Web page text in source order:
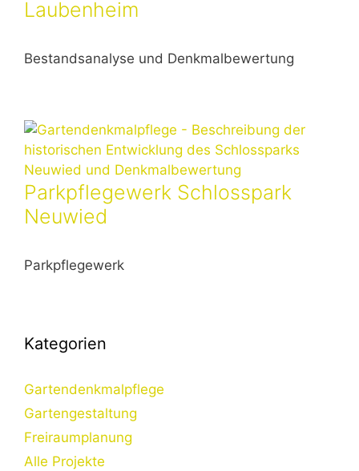
Laubenheim
Bestandsanalyse und Denkmalbewertung
Parkpflegewerk Schlosspark
Neuwied
Parkpflegewerk
Kategorien
Gartendenkmalpflege
Gartengestaltung
Freiraumplanung
Alle Projekte